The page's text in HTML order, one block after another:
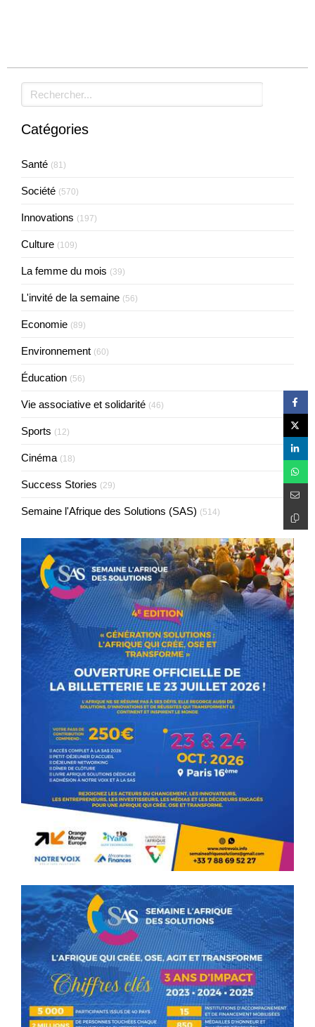
Rechercher
Catégories
Santé (81)
Société (570)
Innovations (197)
Culture (109)
La femme du mois (39)
L'invité de la semaine (56)
Economie (89)
Environnement (60)
Éducation (56)
Vie associative et solidarité (46)
Sports (12)
Cinéma (18)
Success Stories (29)
Semaine l'Afrique des Solutions (SAS) (514)